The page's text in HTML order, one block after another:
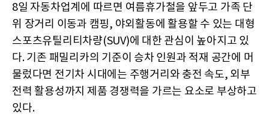
8일 자동차업계에 따르면 여름휴가철을 앞두고 가족 단
위 장거리 이동과 캠핑, 야외활동에 활용할 수 있는 대형
스포츠유틸리티차량(SUV)에 대한 관심이 높아지고 있
다. 기존 패밀리카의 기준이 승차 인원과 적재 공간에 머
물렀다면 전기차 시대에는 주행거리와 충전 속도, 외부
전력 활용성까지 제품 경쟁력을 가르는 요소로 부상하고
있다.